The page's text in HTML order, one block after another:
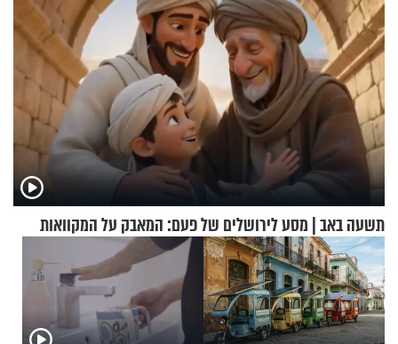
תשעה באב | מסע לירושלים של פעם: המאבק על המקוואות